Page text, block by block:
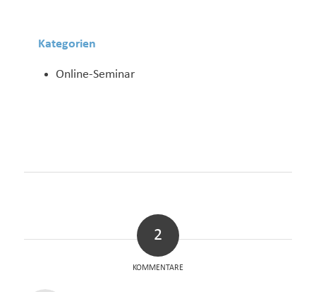
Kategorien
Online-Seminar
2
KOMMENTARE